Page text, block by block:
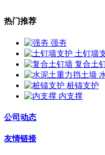
热门推荐
强夯
土钉墙
复合土
桩锚支护
内支撑
公司动态
友情链接